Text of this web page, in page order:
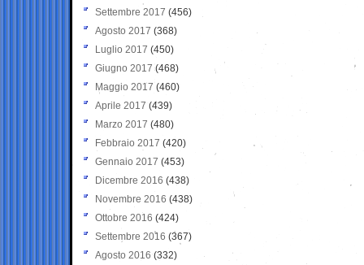
Settembre 2017 (456)
Agosto 2017 (368)
Luglio 2017 (450)
Giugno 2017 (468)
Maggio 2017 (460)
Aprile 2017 (439)
Marzo 2017 (480)
Febbraio 2017 (420)
Gennaio 2017 (453)
Dicembre 2016 (438)
Novembre 2016 (438)
Ottobre 2016 (424)
Settembre 2016 (367)
Agosto 2016 (332)